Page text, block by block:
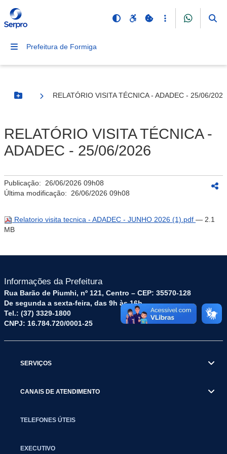
Prefeitura de Formiga
Botão Menu
RELATÓRIO VISITA TÉCNICA - ADADEC - 25/06/2026
RELATÓRIO VISITA TÉCNICA -
ADADEC - 25/06/2026
Publicação: 26/06/2026 09h08
Última modificação: 26/06/2026 09h08
Relatorio visita tecnica - ADADEC - JUNHO 2026 (1).pdf — 2.1
MB
Informações da Prefeitura
Rua Barão de Piumhi, nº 121, Centro – CEP: 35570-128
De segunda a sexta-feira, das 9h às 16h
Tel.: (37) 3329-1800
CNPJ: 16.784.720/0001-25
SERVIÇOS
CANAIS DE ATENDIMENTO
TELEFONES ÚTEIS
EXECUTIVO